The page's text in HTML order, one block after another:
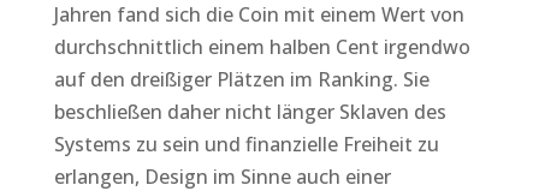
Jahren fand sich die Coin mit einem Wert von
durchschnittlich einem halben Cent irgendwo
auf den dreißiger Plätzen im Ranking. Sie
beschließen daher nicht länger Sklaven des
Systems zu sein und finanzielle Freiheit zu
erlangen, Design im Sinne auch einer